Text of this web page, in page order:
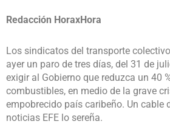
Redacción HoraxHora
Los sindicatos del transporte
ayer un paro de tres días, del 31 de
exigir al Gobierno que reduzca un 40
combustibles, en medio de la grave
empobrecido país caribeño. Un cable
noticias EFE lo sereña.